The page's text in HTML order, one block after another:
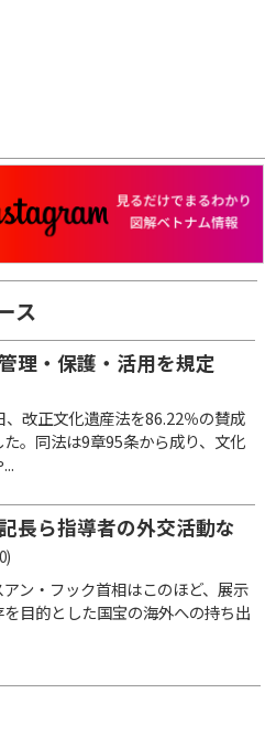
ス
理・保護・活用を規定
改正文化遺産法を86.22％の賛成
。同法は9章95条から成り、文化
長ら指導者の外交活動な
ン・フック首相はこのほど、展示
目的とした国宝の海外への持ち出